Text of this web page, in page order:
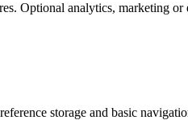
Optional analytics, marketing
storage and basic